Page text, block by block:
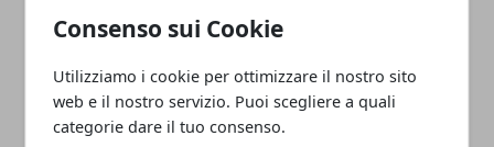
Consenso sui Cookie
Utilizziamo i cookie per ottimizzare il nostro sito
web e il nostro servizio. Puoi scegliere a quali
categorie dare il tuo consenso.
Quali sono gli obblighi da adempiere
quando si sottoscrive un mutuo?